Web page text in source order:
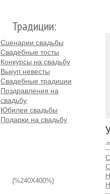
Традиции:
Сценарии свадьбы
Свадебные тосты
Конкурсы на свадьбу
Выкуп невесты
Свадебные традиции
Поздравления на
свадьбу
Юбилеи свадьбы
Подарки на свадьбу
{%240X400%}